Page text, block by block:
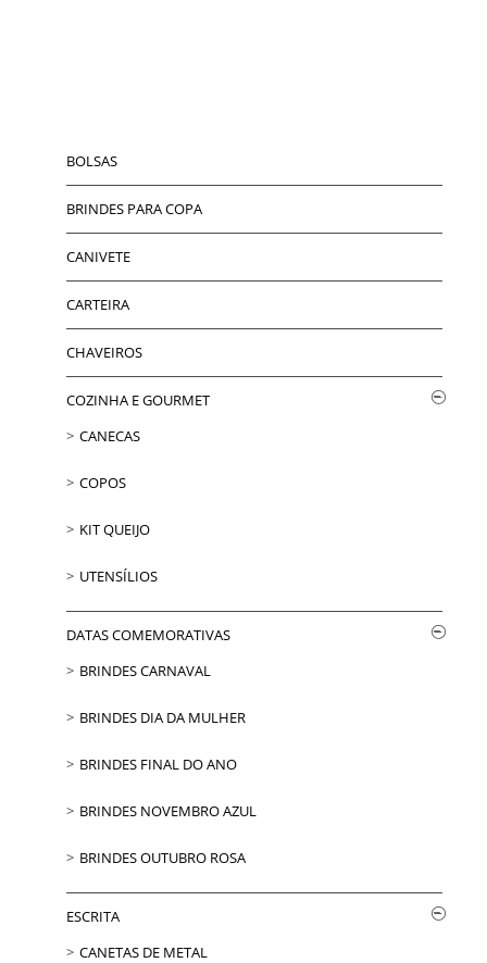
BOLSAS
BRINDES PARA COPA
CANIVETE
CARTEIRA
CHAVEIROS
COZINHA E GOURMET
CANECAS
COPOS
KIT QUEIJO
UTENSÍLIOS
DATAS COMEMORATIVAS
BRINDES CARNAVAL
BRINDES DIA DA MULHER
BRINDES FINAL DO ANO
BRINDES NOVEMBRO AZUL
BRINDES OUTUBRO ROSA
ESCRITA
CANETAS DE METAL